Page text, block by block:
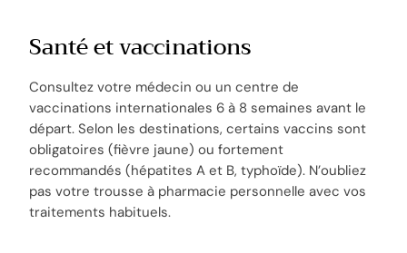
Santé et vaccinations
Consultez votre médecin ou un centre de
vaccinations internationales 6 à 8 semaines avant le
départ. Selon les destinations, certains vaccins sont
obligatoires (fièvre jaune) ou fortement
recommandés (hépatites A et B, typhoïde). N’oubliez
pas votre trousse à pharmacie personnelle avec vos
traitements habituels.